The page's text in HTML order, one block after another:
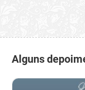
Alguns